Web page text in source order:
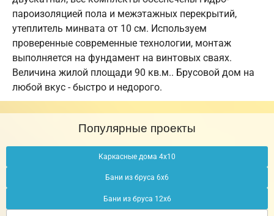
пароизоляцией пола и межэтажных перекрытий,
утеплитель минвата от 10 см. Используем
проверенные современные технологии, монтаж
выполняется на фундамент на винтовых сваях.
Величина жилой площади 90 кв.м.. Брусовой дом на
любой вкус - быстро и недорого.
Популярные проекты
Каркасные дома 4х10
Бани из бруса 6х6
Бани из бруса 12х6